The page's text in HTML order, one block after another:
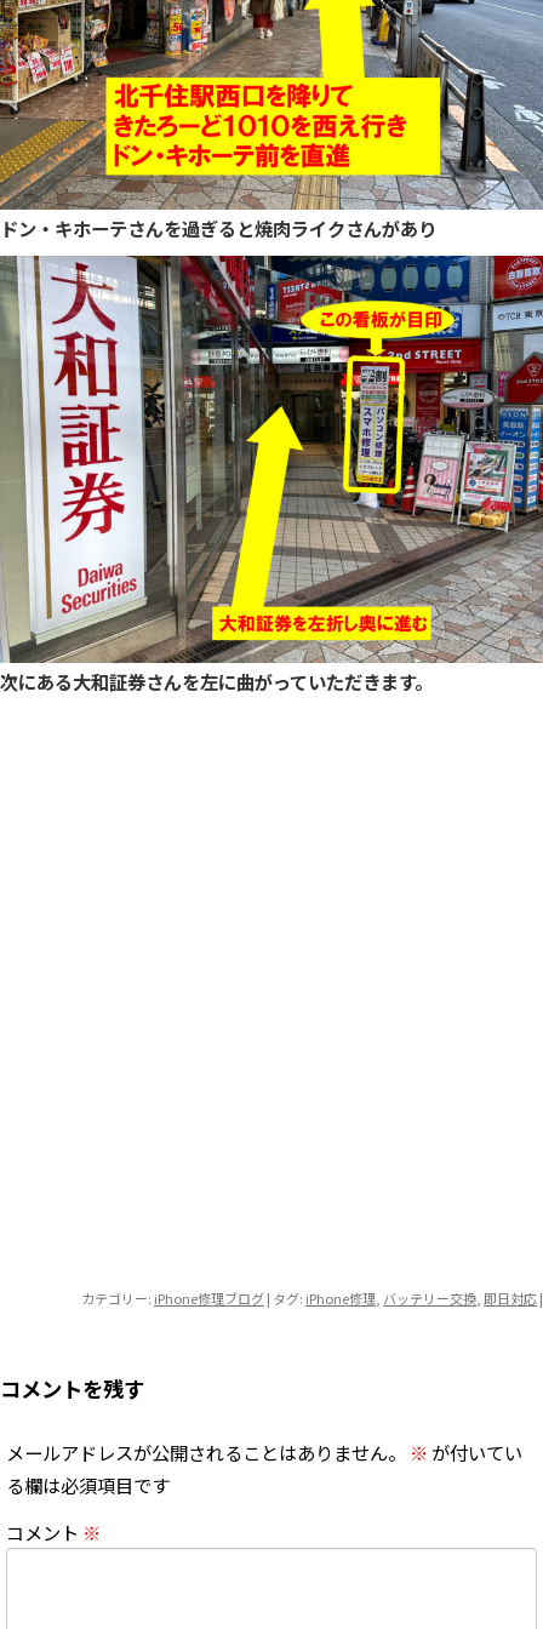
ドン・キホーテさんを過ぎると焼肉ライクさんがあり
次にある大和証券さんを左に曲がっていただきます。
カテゴリー: iPhone修理ブログ| タグ: iPhone修理 バッテリー交換 即日対応|
コメントを残す
メールアドレスが公開されることはありません。 ※ が付いてい
る欄は必須項目です
コメント ※